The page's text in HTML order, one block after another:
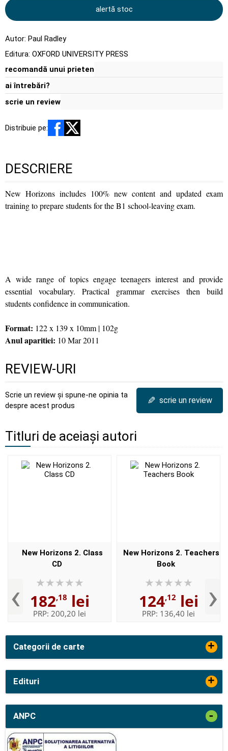
Categorii de carte +
Edituri +
ANPC -
alertă stoc
Autor: Paul Radley
Editura: OXFORD UNIVERSITY PRESS
recomandă unui prieten
ai întrebări?
scrie un review
Distribuie pe:
DESCRIERE
New Horizons includes 100% new content and updated exam
training to prepare students for the B1 school-leaving exam.
A wide range of topics engage teenagers interest and provide
essential vocabulary. Practical grammar exercises then build
students confidence in communication.
Format: 122 x 139 x 10mm | 102g
Anul aparitiei: 10 Mar 2011
REVIEW-URI
Scrie un review și spune-ne opinia ta
despre acest produs
✎ scrie un review
Titluri de aceiași autori
‹
New Horizons 2. Class
CD
182,18 lei
PRP: 200,20 lei
New Horizons 2. Teachers
Book
124,12lei
PRP: 136,40 lei ›